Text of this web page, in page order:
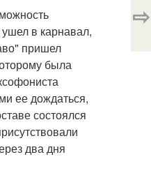
в карнавал,
пришел
была
ее дождаться,
состоялся
два дня
⇨